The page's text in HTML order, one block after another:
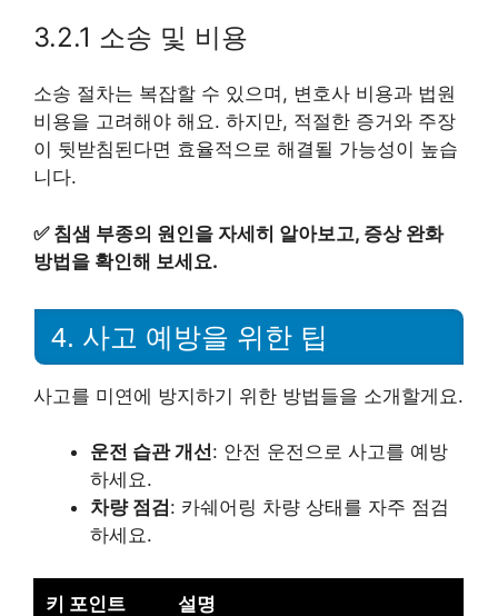
3.2.1 소송 및 비용
소송 절차는 복잡할 수 있으며, 변호사 비용과 법원
비용을 고려해야 해요. 하지만, 적절한 증거와 주장
이 뒷받침된다면 효율적으로 해결될 가능성이 높습
니다.
✅ 침샘 부종의 원인을 자세히 알아보고, 증상 완화
방법을 확인해 보세요.
4. 사고 예방을 위한 팁
사고를 미연에 방지하기 위한 방법들을 소개할게요.
운전 습관 개선: 안전 운전으로 사고를 예방
하세요.
차량 점검 : 카쉐어링 차량 상태를 자주 점검
하세요.
키 포인트 설명